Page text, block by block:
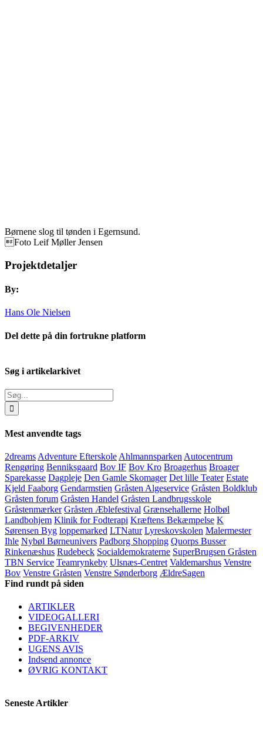
Børnene slog til tønden i Egernsund.
Foto Leif Møller Jensen
Projektdetaljer
By:
Hans Ole Nielsen
Del dette på din fortrukne platform
mail
Søg i artikelarkivet
Søg
efter:
Mest anvendte tags
2dreams Adventure Efterskole Ahlmannsparken Autocentrum
Rengøring Benniksgaard Bov IF Bov Kro Broagerhus Broager
Sparekasse Dagpleje Den Gamle Skomager Det lille Teater Estate
Kjeld Faaborg Gendarmstien Gråsten Algeservice Gråsten Boldklub
Gråsten forum Gråsten Handel Gråsten Landbrugsskole
Gråstenmærker Gråsten Æblefestival Grænsehallerne Holbøl
Landbohjem Klinik for Fodterapi Kræftens Bekæmpelse K
Sørensen Byg loppemarked LTNatur Lyreskovskolen Malermester
Ihle Nybøl Børneunivers Padborg Shopping Quorps Busser
Rinkenæshus Rudebeck Socialdemokraterne SuperBrugsen Gråsten
TBN Service Teamrynkeby Ulsnæs-Centret Valdemarshus Venstre
Bov Venstre Gråsten Venstre Sønderborg ÆldreSagen
Find rundt på siden
ARTIKLER
VIDEOGALLERI
BEGIVENHEDER
PDF-ARKIV
UGENS AVIS
Indsend annonce
ØVRIG KONTAKT
Seneste Artikler